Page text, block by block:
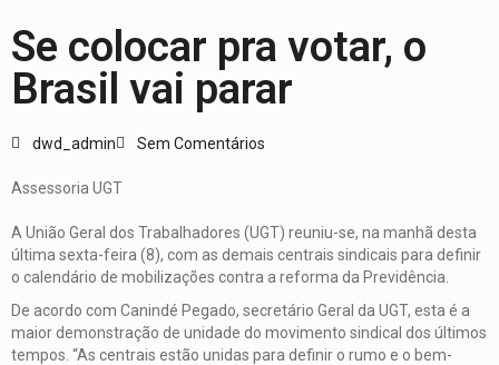
Se colocar pra votar, o
Brasil vai parar
dwd_admin Sem Comentários
Assessoria UGT
A União Geral dos Trabalhadores (UGT) reuniu-se, na manhã desta
última sexta-feira (8), com as demais centrais sindicais para definir
o calendário de mobilizações contra a reforma da Previdência.
De acordo com Canindé Pegado, secretário Geral da UGT, esta é a
maior demonstração de unidade do movimento sindical dos últimos
tempos. “As centrais estão unidas para definir o rumo e o bem-